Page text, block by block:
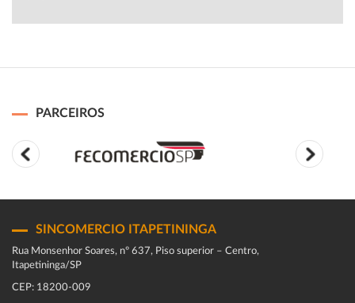
PARCEIROS
SINCOMERCIO ITAPETININGA
Rua Monsenhor Soares, nº 637, Piso superior – Centro,
Itapetininga/SP
CEP: 18200-009